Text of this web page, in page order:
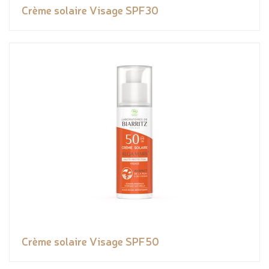
Crème solaire Visage SPF30
Crème solaire Visage SPF50